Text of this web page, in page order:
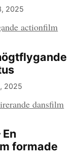
2025
2025
formade